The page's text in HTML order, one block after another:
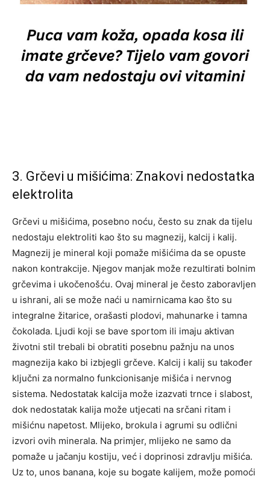
3. Grčevi u mišićima: Znakovi nedostatka
elektrolita
Grčevi u mišićima, posebno noću, često su znak da tijelu
nedostaju elektroliti kao što su magnezij, kalcij i kalij.
Magnezij je mineral koji pomaže mišićima da se opuste
nakon kontrakcije. Njegov manjak može rezultirati bolnim
grčevima i ukočenošću. Ovaj mineral je često zaboravljen
u ishrani, ali se može naći u namirnicama kao što su
integralne žitarice, orašasti plodovi, mahunarke i tamna
čokolada. Ljudi koji se bave sportom ili imaju aktivan
životni stil trebali bi obratiti posebnu pažnju na unos
magnezija kako bi izbjegli grčeve. Kalcij i kalij su također
ključni za normalno funkcionisanje mišića i nervnog
sistema. Nedostatak kalcija može izazvati trnce i slabost,
dok nedostatak kalija može utjecati na srčani ritam i
mišićnu napetost. Mlijeko, brokula i agrumi su odlični
izvori ovih minerala. Na primjer, mlijeko ne samo da
pomaže u jačanju kostiju, već i doprinosi zdravlju mišića.
Uz to, unos banana, koje su bogate kalijem, može pomoći